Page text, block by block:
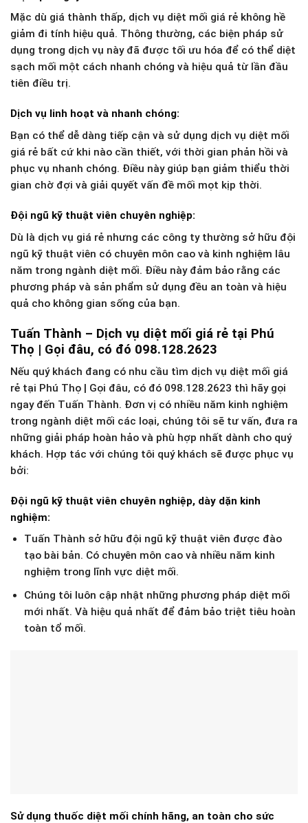
Mặc dù giá thành thấp, dịch vụ diệt mối giá rẻ không hề
giảm đi tính hiệu quả. Thông thường, các biện pháp sử
dụng trong dịch vụ này đã được tối ưu hóa để có thể diệt
sạch mối một cách nhanh chóng và hiệu quả từ lần đầu
tiên điều trị.
Dịch vụ linh hoạt và nhanh chóng:
Bạn có thể dễ dàng tiếp cận và sử dụng dịch vụ diệt mối
giá rẻ bất cứ khi nào cần thiết, với thời gian phản hồi và
phục vụ nhanh chóng. Điều này giúp bạn giảm thiểu thời
gian chờ đợi và giải quyết vấn đề mối mọt kịp thời.
Đội ngũ kỹ thuật viên chuyên nghiệp:
Dù là dịch vụ giá rẻ nhưng các công ty thường sở hữu đội
ngũ kỹ thuật viên có chuyên môn cao và kinh nghiệm lâu
năm trong ngành diệt mối. Điều này đảm bảo rằng các
phương pháp và sản phẩm sử dụng đều an toàn và hiệu
quả cho không gian sống của bạn.
Tuấn Thành – Dịch vụ diệt mối giá rẻ tại Phú
Thọ | Gọi đâu, có đó 098.128.2623
Nếu quý khách đang có nhu cầu tìm dịch vụ diệt mối giá
rẻ tại Phú Thọ | Gọi đâu, có đó 098.128.2623 thì hãy gọi
ngay đến Tuấn Thành. Đơn vị có nhiều năm kinh nghiệm
trong ngành diệt mối các loại, chúng tôi sẽ tư vấn, đưa ra
những giải pháp hoàn hảo và phù hợp nhất dành cho quý
khách. Hợp tác với chúng tôi quý khách sẽ được phục vụ
bởi:
Đội ngũ kỹ thuật viên chuyên nghiệp, dày dặn kinh
nghiệm:
Tuấn Thành sở hữu đội ngũ kỹ thuật viên được đào
tạo bài bản. Có chuyên môn cao và nhiều năm kinh
nghiệm trong lĩnh vực diệt mối.
Chúng tôi luôn cập nhật những phương pháp diệt mối
mới nhất. Và hiệu quả nhất để đảm bảo triệt tiêu hoàn
toàn tổ mối.
Sử dụng thuốc diệt mối chính hãng, an toàn cho sức